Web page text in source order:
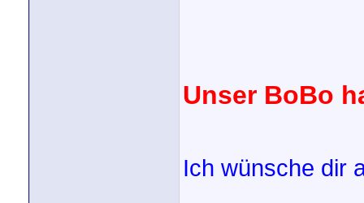
Unser BoBo
Ich wünsche dir